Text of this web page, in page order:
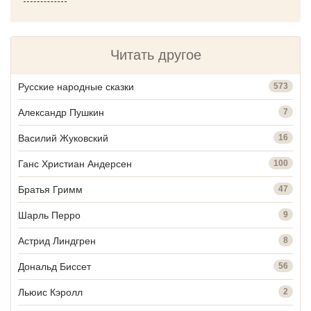
Читать другое
Русские народные сказки 573
Александр Пушкин 7
Василий Жуковский 16
Ганс Христиан Андерсен 100
Братья Гримм 47
Шарль Перро 9
Астрид Линдгрен 8
Дональд Биссет 56
Льюис Кэролл 2